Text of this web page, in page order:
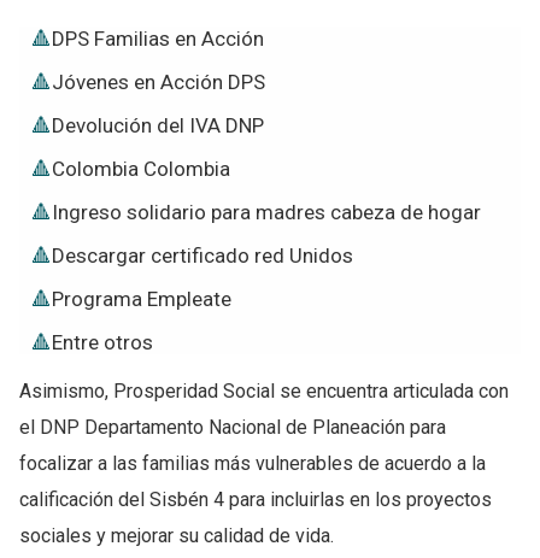
DPS Familias en Acción
Jóvenes en Acción DPS
Devolución del IVA DNP
Colombia Colombia
Ingreso solidario para madres cabeza de hogar
Descargar certificado red Unidos
Programa Empleate
Entre otros
Asimismo, Prosperidad Social se encuentra articulada con
el DNP Departamento Nacional de Planeación para
focalizar a las familias más vulnerables de acuerdo a la
calificación del Sisbén 4 para incluirlas en los proyectos
sociales y mejorar su calidad de vida.